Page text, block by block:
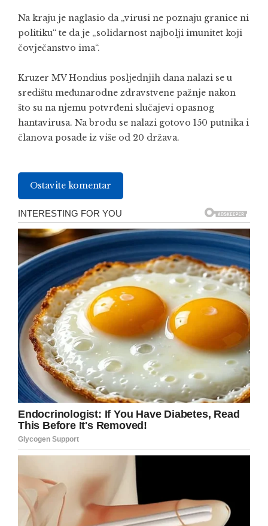
Na kraju je naglasio da „virusi ne poznaju granice ni
politiku“ te da je „solidarnost najbolji imunitet koji
čovječanstvo ima“.
Kruzer MV Hondius posljednjih dana nalazi se u
središtu međunarodne zdravstvene pažnje nakon
što su na njemu potvrđeni slučajevi opasnog
hantavirusa. Na brodu se nalazi gotovo 150 putnika i
članova posade iz više od 20 država.
Ostavite komentar